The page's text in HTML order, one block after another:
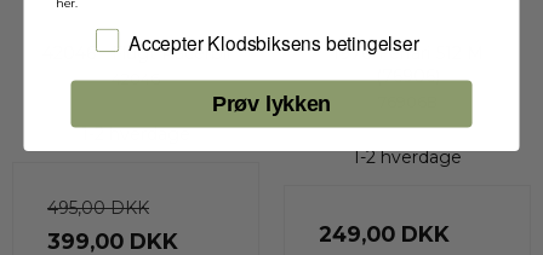
42046 - Flugt Racerbil
42046
1-2 hverdage
495,00 DKK
399,00 DKK
1970 Ferrari 512 M
(76906)
1-2 hverdage
249,00 DKK
her.
Jeg accepterer Klodsbiksens betingelser
Accepter Klodsbiksens betingelser
Prøv lykken